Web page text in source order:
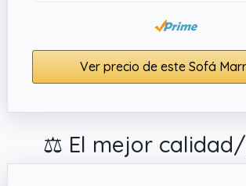
Ver precio de este Sofá
⚖️ El mejor